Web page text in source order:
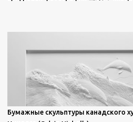
Бумажные скульптуры канадского